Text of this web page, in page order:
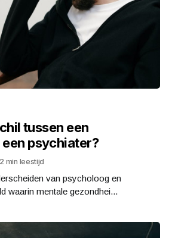
tussen een
psychiater?
2 min leestijd
van psycholoog en
waarin mentale gezondhei...